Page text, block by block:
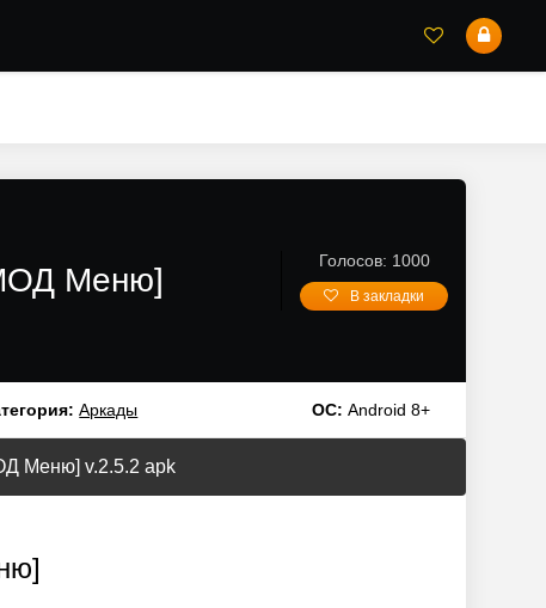
Меню]
Голосов: 1000
В закладки
Аркады ОС: Android 8+
Меню] v.2.5.2 apk